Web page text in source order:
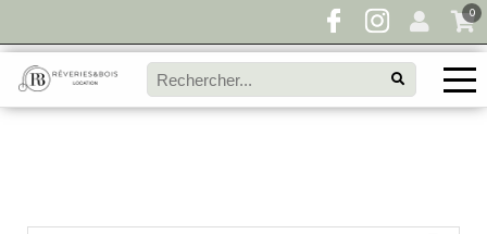
0
Pour toute demande de disponibilité, remplissez